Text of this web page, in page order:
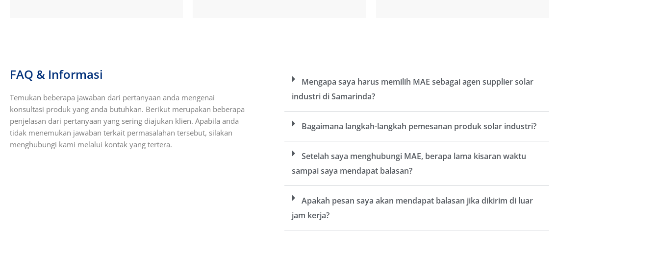
FAQ & Informasi
Temukan beberapa jawaban dari pertanyaan anda mengenai
konsultasi produk yang anda butuhkan. Berikut merupakan beberapa
penjelasan dari pertanyaan yang sering diajukan klien. Apabila anda
tidak menemukan jawaban terkait permasalahan tersebut, silakan
menghubungi kami melalui kontak yang tertera.
Mengapa saya harus memilih MAE sebagai agen supplier solar
industri di Samarinda?
Bagaimana langkah-langkah pemesanan produk solar industri?
Setelah saya menghubungi MAE, berapa lama kisaran waktu
sampai saya mendapat balasan?
Apakah pesan saya akan mendapat balasan jika dikirim di luar
jam kerja?